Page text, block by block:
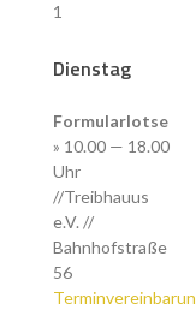
1
Dienstag
Formularlotse
» 10.00 — 18.00
Uhr
//Treibhauus
e.V. //
Bahnhofstraße
56